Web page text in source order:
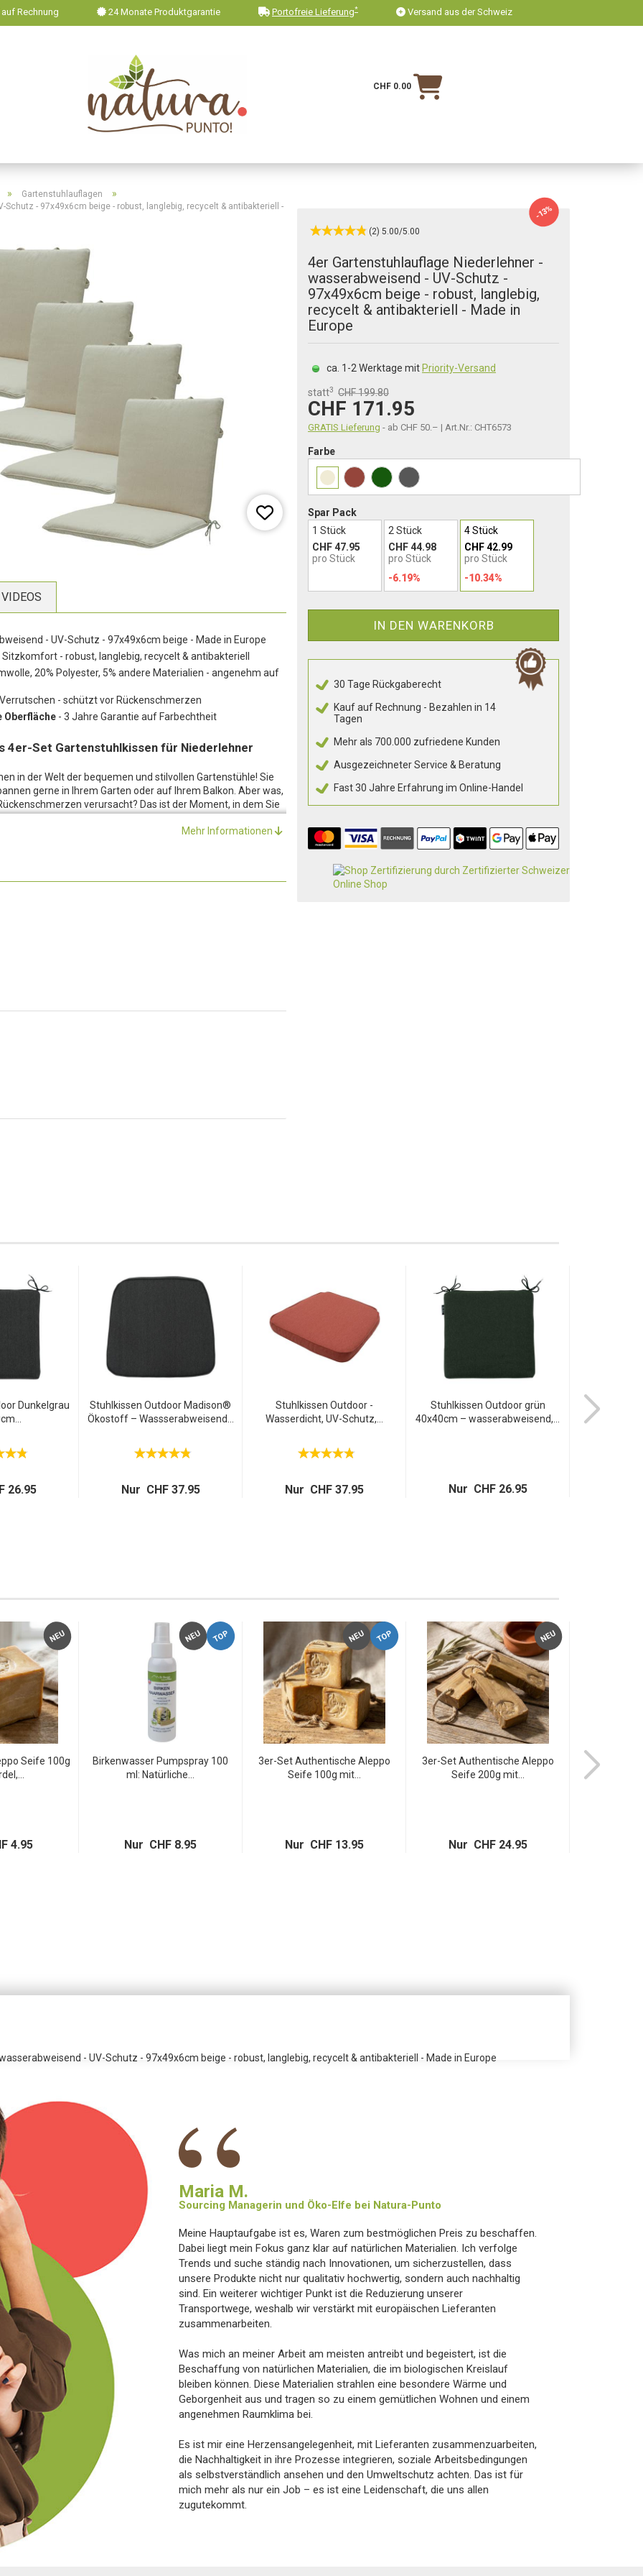
Rechnung 24 Monate Produktgarantie Portofreie Lieferung* Versand aus der Schweiz
CHF 0.00
» Gartenstuhlauflagen »
- 97x49x6cm beige - robust, langlebig, recycelt & antibakteriell -
-13%
(2) 5.00/5.00
4er Gartenstuhlauflage Niederlehner -
wasserabweisend - UV-Schutz -
97x49x6cm beige - robust, langlebig,
recycelt & antibakteriell - Made in
Europe
ca. 1-2 Werktage mit Priority-Versand
statt3 CHF 199.80
CHF 171.95
GRATIS Lieferung - ab CHF 50.– | Art.Nr.: CHT6573
Farbe
Spar Pack
1 Stück
CHF 47.95
pro Stück
2 Stück
CHF 44.98
pro Stück
-6.19%
4 Stück
CHF 42.99
pro Stück
-10.34%
IN DEN WARENKORB
30 Tage Rückgaberecht
Kauf auf Rechnung - Bezahlen in 14
Tagen
Mehr als 700.000 zufriedene Kunden
Ausgezeichneter Service & Beratung
Fast 30 Jahre Erfahrung im Online-Handel
VIDEOS
- UV-Schutz - 97x49x6cm beige - Made in Europe
- robust, langlebig, recycelt & antibakteriell
20% Polyester, 5% andere Materialien - angenehm auf
- schützt vor Rückenschmerzen
Oberfläche - 3 Jahre Garantie auf Farbechtheit
4er-Set Gartenstuhlkissen für Niederlehner
in der Welt der bequemen und stilvollen Gartenstühle! Sie
gerne in Ihrem Garten oder auf Ihrem Balkon. Aber was,
verursacht? Das ist der Moment, in dem Sie
zu jedem Gartenstuhl. Verwandeln Sie Ihre
aus einer äusserst haltbaren, recycelten und hervorragenden
Die Gartenstuhlkissen sind daher
Jahre hinweg begleiten.
an und sorgt für ein Höchstmass an Komfort!
werden 100% recycelte Baumwollfasern und PET
besteht aus ökologisch hergestellten PU-Schaum
grüner Energie. sowie eine Verringerung des Energie-
Mehr Informationen
Dunkelgrau
26.95
Stuhlkissen Outdoor Madison®
Ökostoff – Wassserabweisend...
Nur CHF 37.95
Stuhlkissen Outdoor -
Wasserdicht, UV-Schutz,...
Nur CHF 37.95
Stuhlkissen Outdoor grün
40x40cm – wasserabweisend,...
Nur CHF 26.95
Stuhlkissen
NEU
Seife 100g
4.95
NEU TOP
Birkenwasser Pumpspray 100
ml: Natürliche...
Nur CHF 8.95
NEU TOP
3er-Set Authentische Aleppo
Seife 100g mit...
Nur CHF 13.95
NEU
3er-Set Authentische Aleppo
Seife 200g mit...
Nur CHF 24.95
Hammam
- UV-Schutz - 97x49x6cm beige - robust, langlebig, recycelt & antibakteriell - Made in Europe
“
Maria M.
Sourcing Managerin und Öko-Elfe bei Natura-Punto
Meine Hauptaufgabe ist es, Waren zum bestmöglichen Preis zu beschaffen.
Dabei liegt mein Fokus ganz klar auf natürlichen Materialien. Ich verfolge
Trends und suche ständig nach Innovationen, um sicherzustellen, dass
unsere Produkte nicht nur qualitativ hochwertig, sondern auch nachhaltig
sind. Ein weiterer wichtiger Punkt ist die Reduzierung unserer
Transportwege, weshalb wir verstärkt mit europäischen Lieferanten
zusammenarbeiten.
Was mich an meiner Arbeit am meisten antreibt und begeistert, ist die
Beschaffung von natürlichen Materialien, die im biologischen Kreislauf
bleiben können. Diese Materialien strahlen eine besondere Wärme und
Geborgenheit aus und tragen so zu einem gemütlichen Wohnen und einem
angenehmen Raumklima bei.
Es ist mir eine Herzensangelegenheit, mit Lieferanten zusammenzuarbeiten,
die Nachhaltigkeit in ihre Prozesse integrieren, soziale Arbeitsbedingungen
als selbstverständlich ansehen und den Umweltschutz achten. Das ist für
mich mehr als nur ein Job – es ist eine Leidenschaft, die uns allen
zugutekommt.